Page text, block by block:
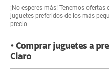
¡No esperes más! Tenemos
juguetes preferidos de los más
precio.
Comprar juguetes a
Claro